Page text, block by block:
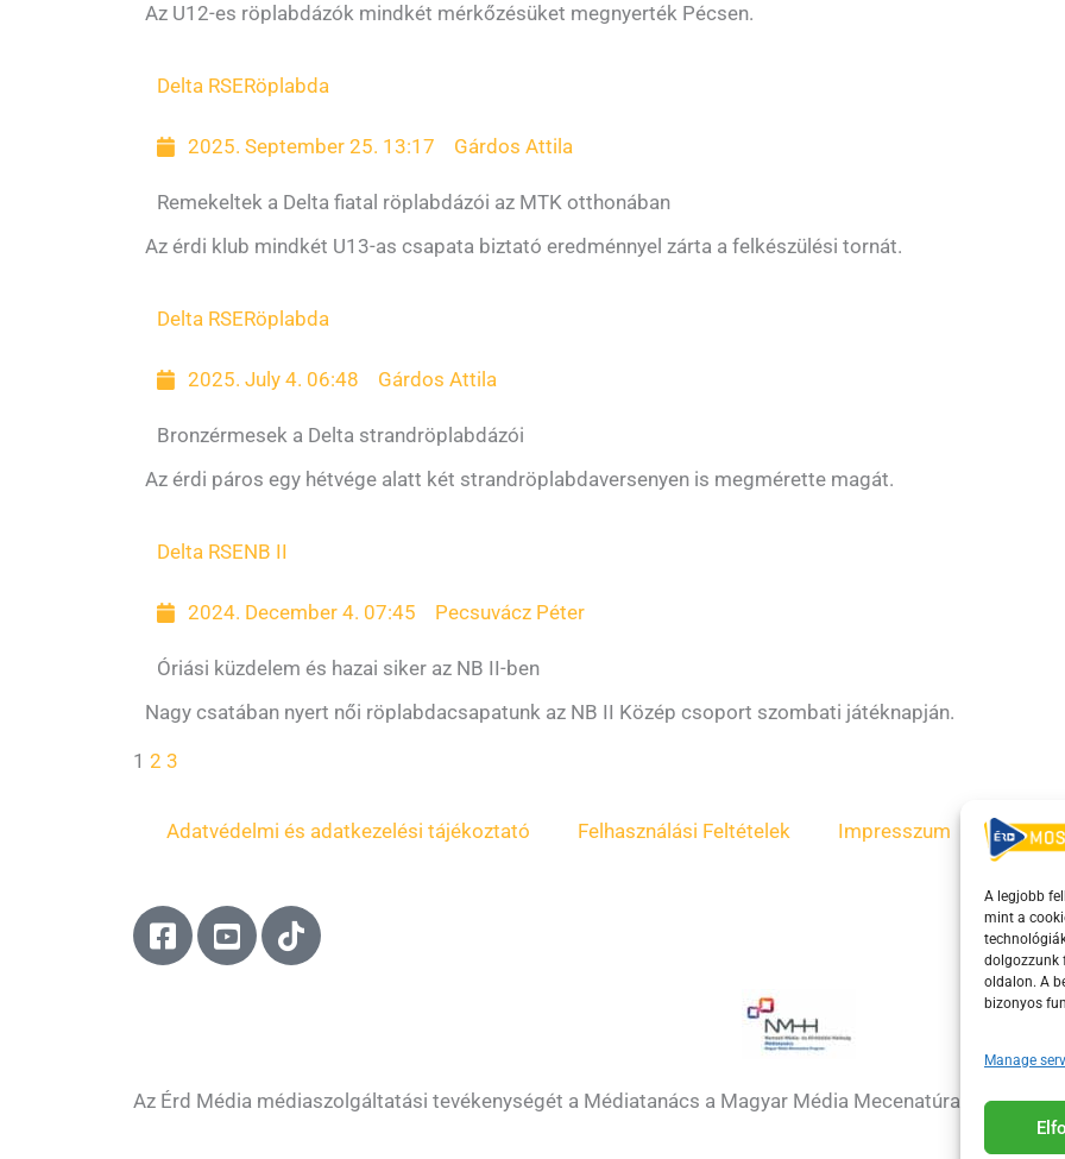
A legjobb
mint a
dolgozzunk
oldalon. A
bizonyos
Manage
Az U12-es röplabdázók mindkét mérkőzésüket megnyerték Pécsen.
Delta RSERöplabda
2025. September 25. 13:17 Gárdos Attila
Remekeltek a Delta fiatal röplabdázói az MTK otthonában
Az érdi klub mindkét U13-as csapata biztató eredménnyel zárta a felkészülési tornát.
Delta RSERöplabda
2025. July 4. 06:48 Gárdos Attila
Bronzérmesek a Delta strandröplabdázói
Az érdi páros egy hétvége alatt két strandröplabdaversenyen is megmérette magát.
Delta RSENB II
2024. December 4. 07:45 Pecsuvácz Péter
Óriási küzdelem és hazai siker az NB II-ben
Nagy csatában nyert női röplabdacsapatunk az NB II Közép csoport szombati játéknapján.
1 2 3
Adatvédelmi és adatkezelési tájékoztató Felhasználási Feltételek Impresszum ÁSZF
F
a
o
Y
o
e
T
i
Az Érd Média médiaszolgáltatási tevékenységét a Médiatanács a Magyar Média Mecenatúra program